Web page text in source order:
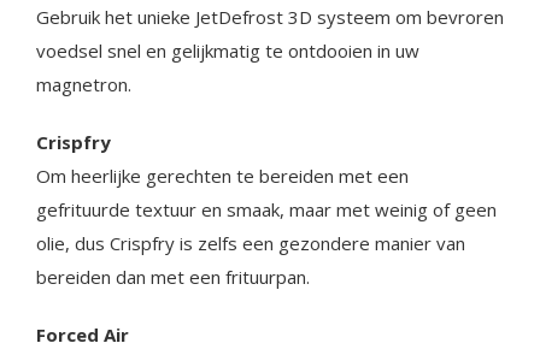
Gebruik het unieke JetDefrost 3D systeem om bevroren
voedsel snel en gelijkmatig te ontdooien in uw
magnetron.
Crispfry
Om heerlijke gerechten te bereiden met een
gefrituurde textuur en smaak, maar met weinig of geen
olie, dus Crispfry is zelfs een gezondere manier van
bereiden dan met een frituurpan.
Forced Air